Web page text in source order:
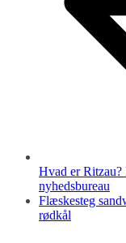
Hvad er
nyhedsbureau
Flæskesteg
rødkål